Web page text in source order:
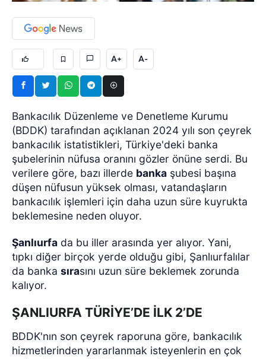
A+ A-
Bankacılık Düzenleme ve Denetleme Kurumu
(BDDK) tarafından açıklanan 2024 yılı son çeyrek
bankacılık istatistikleri, Türkiye'deki banka
şubelerinin nüfusa oranını gözler önüne serdi. Bu
verilere göre, bazı illerde banka şubesi başına
düşen nüfusun yüksek olması, vatandaşların
bankacılık işlemleri için daha uzun süre kuyrukta
beklemesine neden oluyor.
Şanlıurfa da bu iller arasında yer alıyor. Yani,
tıpkı diğer birçok yerde olduğu gibi, Şanlıurfalılar
da bankasırasını uzun süre beklemek zorunda
kalıyor.
ŞANLIURFA TÜRİYE’DE İLK 2’DE
BDDK'nın son çeyrek raporuna göre, bankacılık
hizmetlerinden yararlanmak isteyenlerin en çok